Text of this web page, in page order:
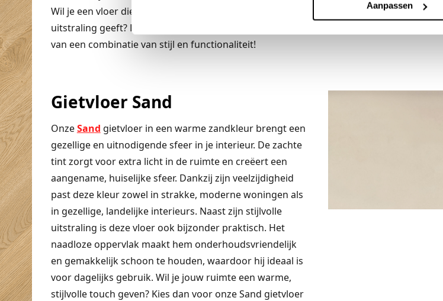
Aanpassen
Wil je een vloer die je ruimte een unieke, eigentijdse
uitstraling geeft? Kies voor onze Dove gietvloer en geniet
van een combinatie van stijl en functionaliteit!
Gietvloer Sand
OnzeSand gietvloer in een warme zandkleur brengt een
gezellige en uitnodigende sfeer in je interieur. De zachte
tint zorgt voor extra licht in de ruimte en creëert een
aangename, huiselijke sfeer. Dankzij zijn veelzijdigheid
past deze kleur zowel in strakke, moderne woningen als
in gezellige, landelijke interieurs. Naast zijn stijlvolle
uitstraling is deze vloer ook bijzonder praktisch. Het
naadloze oppervlak maakt hem onderhoudsvriendelijk
en gemakkelijk schoon te houden, waardoor hij ideaal is
voor dagelijks gebruik. Wil je jouw ruimte een warme,
stijlvolle touch geven? Kies dan voor onze Sand gietvloer